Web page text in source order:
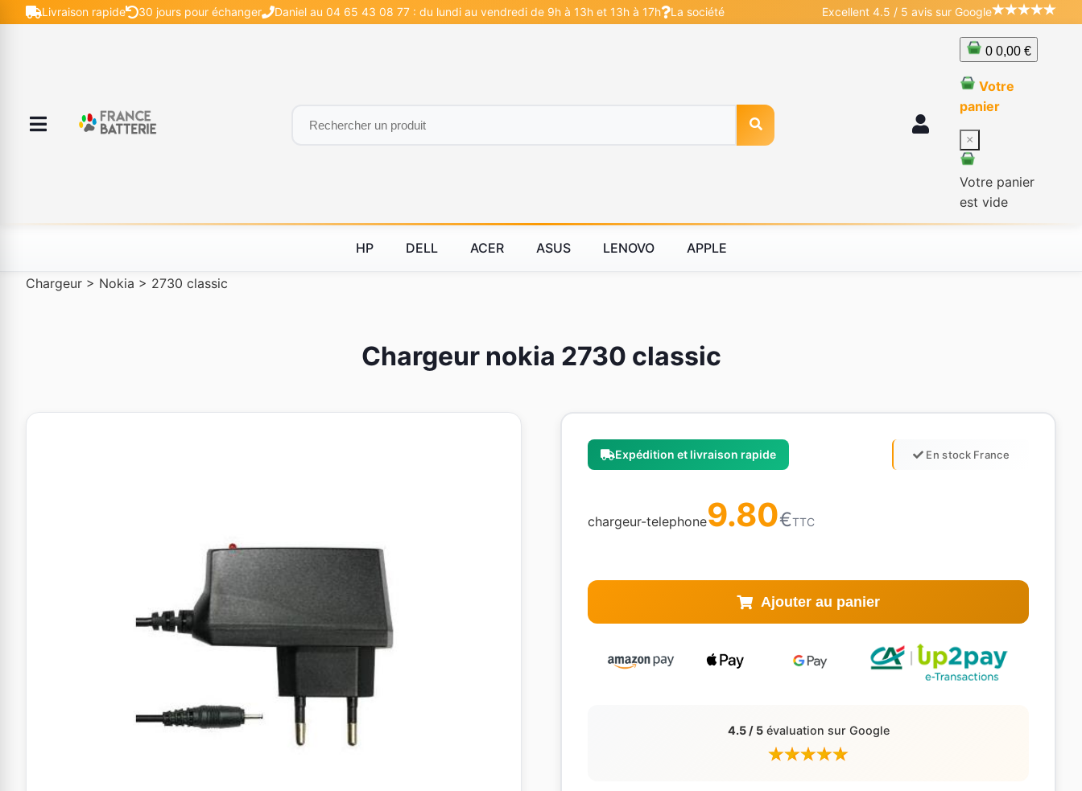
Livraison rapide 30 jours pour échanger Daniel au 04 65 43 08 77 : du lundi au vendredi de 9h à 13h et 13h à 17h La société Excellent 4.5 / 5 avis sur Google
0 0,00 €
Votre
panier
×
Votre panier
est vide
HP DELL ACER ASUS LENOVO APPLE
Chargeur > Nokia > 2730 classic
Chargeur nokia 2730 classic
Expédition et livraison rapide En stock France
chargeur-telephone9.80€TTC
Ajouter au panier
4.5 / 5évaluation sur Google